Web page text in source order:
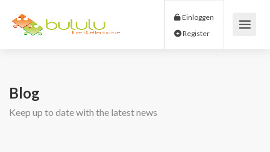
Einloggen
Blog
Keep up to date with the latest news